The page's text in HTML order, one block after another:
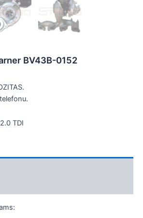
BV43B-0152
TDI